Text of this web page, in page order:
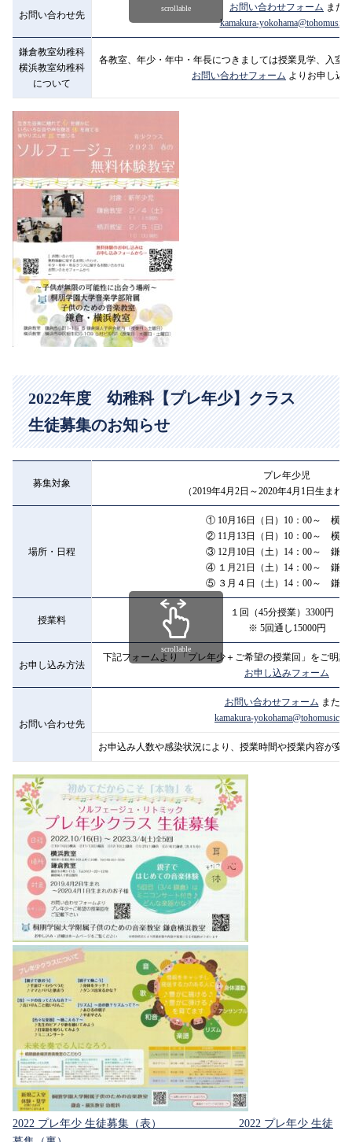
お問い合わせ先
お問い合わせフォーム また
kamakura-
鎌倉教室幼稚科
横浜教室幼稚科
について
各教室、年少・年中・年長につきましては授業見学、入室
お問い合わせフォーム よりお申し込
scrollable
2022年度 幼稚科【プレ年少】クラス
生徒募集のお知らせ
募集対象
プレ年少児
（2019年4月2日～2020年4月1日生まれ
場所・日程
① 10月16日（日）10：00～ 横浜
② 11月13日（日）10：00～ 横浜
③ 12月10日（土）14：00～ 鎌倉
④ １月21日（土）14：00～ 鎌倉
⑤ ３月４日（土）14：00～ 鎌倉
授業料
１回（45分授業）3300円
※ 5回通し15000円
お申し込み方法
下記フォームより「プレ年少＋ご希望の授業回」をご明
お申し込みフォーム
お問い合わせ先
お問い合わせフォーム または
kamakura-
お申込み人数や感染状況により、授業時間や授業内容が変
scrollable
2022 プレ年少 生徒募集（表） 2022 プレ年少 生徒